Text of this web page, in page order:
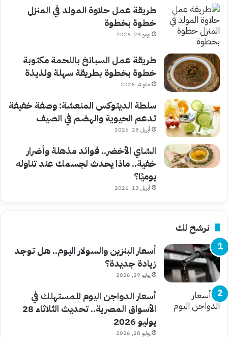
طريقة عمل حلاوة المولد في المنزل
خطوة بخطوة
يونيو 29, 2026
طريقة عمل السبانخ باللحمة مكتوبة
خطوة بخطوة بطريقة سهلة ولذيذة
مايو 4, 2026
سلطة الديتوكس المنعشة: وصفة خفيفة
تدعم الحيوية والهضم في الصيف
أبريل 28, 2026
الشاي الأخضر.. فوائد مذهلة وأضرار
خفية.. ماذا يحدث لجسمك عند تناوله
يوميًا؟
أبريل 13, 2026
نرشح لك
أسعار البنزين والسولار اليوم.. هل توجد
زيادة جديدة؟
يوليو 29, 2026
أسعار الدواجن اليوم للمستهلك في
الأسواق المصرية.. تحديث الثلاثاء 28
يوليو 2026
يوليو 28, 2026